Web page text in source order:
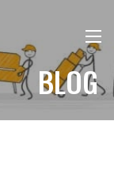
BLOG